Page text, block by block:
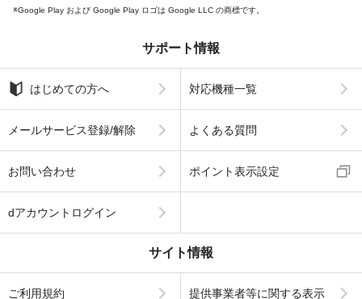
Google Play および Google Play ロゴは Google LLC の商標です。
サポート情報
はじめての方へ 対応機種一覧
メールサービス登録/解除 よくある質問
お問い合わせ ポイント表示設定
dアカウントログイン
サイト情報
ご利用規約 提供事業者等に関する表示